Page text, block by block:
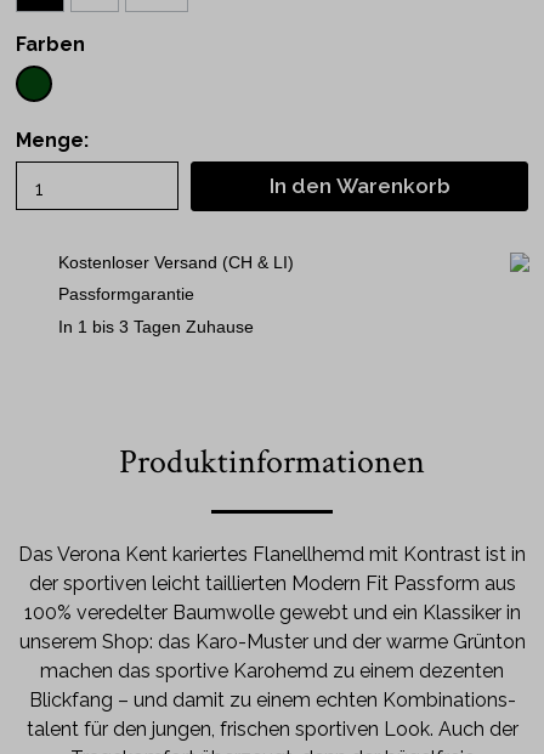
Farben
Menge:
In den Warenkorb
Kostenloser Versand (CH & LI)
Passformgarantie
In 1 bis 3 Tagen Zuhause
Produktinformationen
Das Verona Kent kariertes Flanellhemd mit Kontrast ist in
der sportiven leicht taillierten Modern Fit Passform aus
100% veredelter Baumwolle gewebt und ein Klassiker in
unserem Shop: das Karo-Muster und der warme Grünton
machen das sportive Karohemd zu einem dezenten
Blickfang – und damit zu einem echten Kombinations-
talent für den jungen, frischen sportiven Look. Auch der